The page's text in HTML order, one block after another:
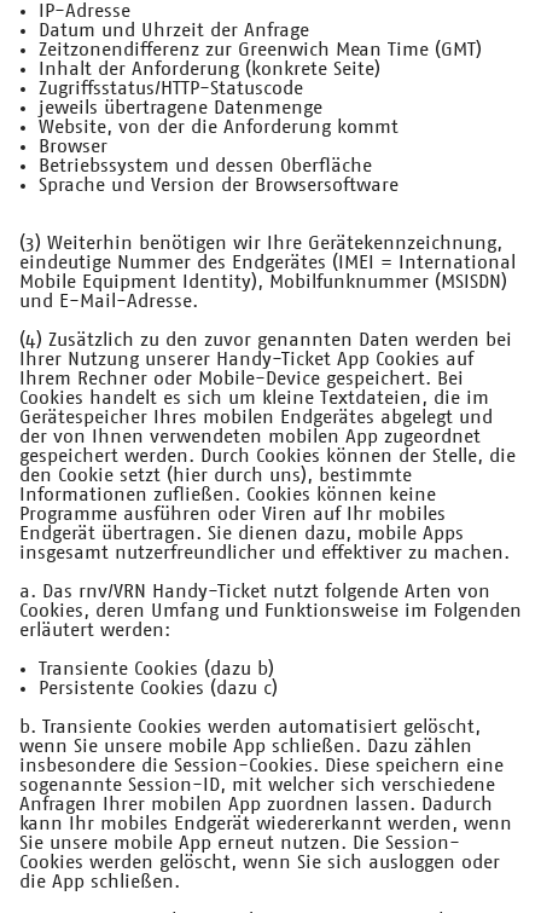
IP-Adresse
Datum und Uhrzeit der Anfrage
Zeitzonendifferenz zur Greenwich Mean Time (GMT)
Inhalt der Anforderung (konkrete Seite)
Zugriffsstatus/HTTP-Statuscode
jeweils übertragene Datenmenge
Website, von der die Anforderung kommt
Browser
Betriebssystem und dessen Oberfläche
Sprache und Version der Browsersoftware
(3) Weiterhin benötigen wir Ihre Gerätekennzeichnung,
eindeutige Nummer des Endgerätes (IMEI = International
Mobile Equipment Identity), Mobilfunknummer (MSISDN)
und E-Mail-Adresse.
(4) Zusätzlich zu den zuvor genannten Daten werden bei
Ihrer Nutzung unserer Handy-Ticket App Cookies auf
Ihrem Rechner oder Mobile-Device gespeichert. Bei
Cookies handelt es sich um kleine Textdateien, die im
Gerätespeicher Ihres mobilen Endgerätes abgelegt und
der von Ihnen verwendeten mobilen App zugeordnet
gespeichert werden. Durch Cookies können der Stelle, die
den Cookie setzt (hier durch uns), bestimmte
Informationen zufließen. Cookies können keine
Programme ausführen oder Viren auf Ihr mobiles
Endgerät übertragen. Sie dienen dazu, mobile Apps
insgesamt nutzerfreundlicher und effektiver zu machen.
a. Das rnv/VRN Handy-Ticket nutzt folgende Arten von
Cookies, deren Umfang und Funktionsweise im Folgenden
erläutert werden:
Transiente Cookies (dazu b)
Persistente Cookies (dazu c)
b. Transiente Cookies werden automatisiert gelöscht,
wenn Sie unsere mobile App schließen. Dazu zählen
insbesondere die Session-Cookies. Diese speichern eine
sogenannte Session-ID, mit welcher sich verschiedene
Anfragen Ihrer mobilen App zuordnen lassen. Dadurch
kann Ihr mobiles Endgerät wiedererkannt werden, wenn
Sie unsere mobile App erneut nutzen. Die Session-
Cookies werden gelöscht, wenn Sie sich ausloggen oder
die App schließen.